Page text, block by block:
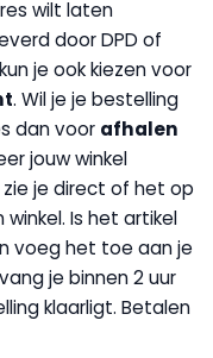
wilt laten
door DPD of
je ook kiezen voor
. Wil je je bestelling
dan voor afhalen
jouw winkel
zie je direct of het op
Is het artikel
voeg het toe aan je
je binnen 2 uur
klaarligt. Betalen